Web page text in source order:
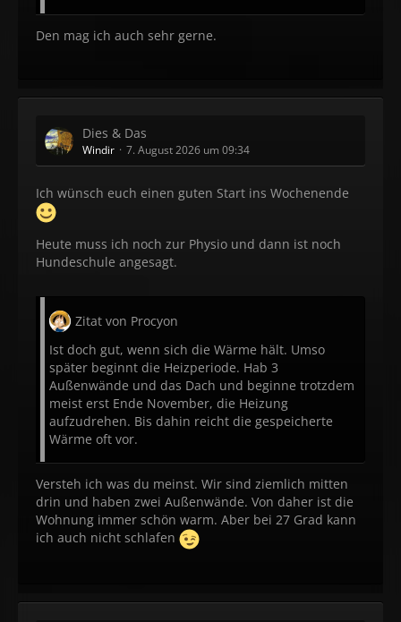
Den mag ich auch sehr gerne.
Dies & Das
Windir 7. August 2026 um 09:34
Ich wünsch euch einen guten Start ins Wochenende
Heute muss ich noch zur Physio und dann ist noch
Hundeschule angesagt.
Zitat von Procyon
Ist doch gut, wenn sich die Wärme hält. Umso
später beginnt die Heizperiode. Hab 3
Außenwände und das Dach und beginne trotzdem
meist erst Ende November, die Heizung
aufzudrehen. Bis dahin reicht die gespeicherte
Wärme oft vor.
Versteh ich was du meinst. Wir sind ziemlich mitten
drin und haben zwei Außenwände. Von daher ist die
Wohnung immer schön warm. Aber bei 27 Grad kann
ich auch nicht schlafen